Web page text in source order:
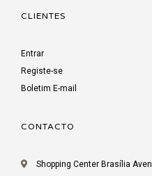
CLIENTES
Entrar
Registe-se
Boletim E-mail
CONTACTO
Shopping Center Brasília